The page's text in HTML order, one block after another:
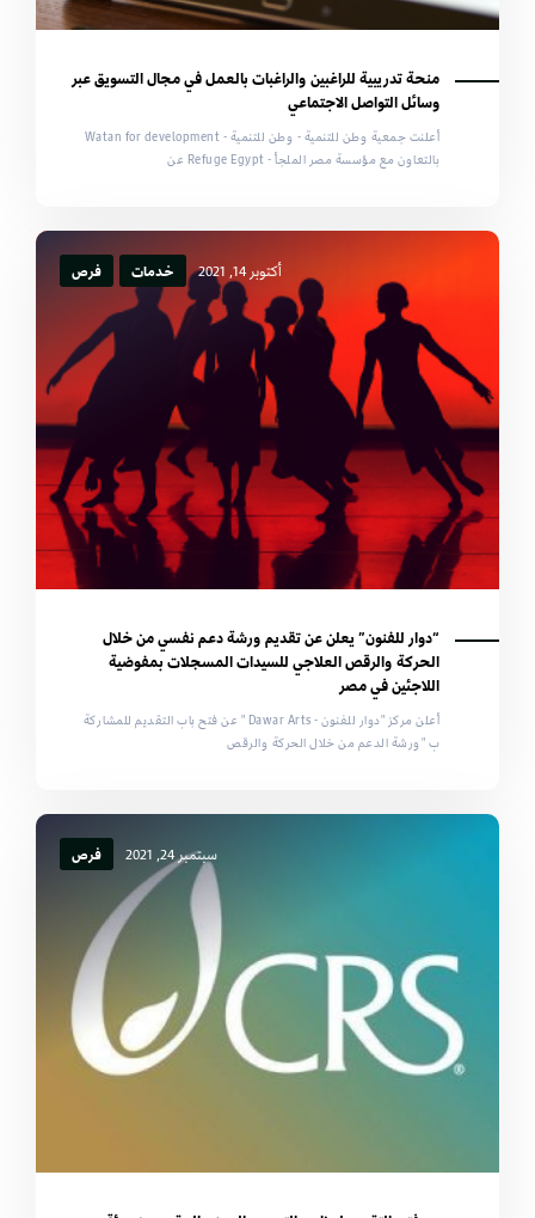
منحة تدريبية للراغبين والراغبات بالعمل في مجال التسويق عبر
وسائل التواصل الاجتماعي
أعلنت جمعية وطن للتنمية - وطن للتنمية - Watan for development
بالتعاون مع مؤسسة مصر الملجأ - Refuge Egypt عن
أكتوبر 14, 2021 خدمات فرص
“دوار للفنون” يعلن عن تقديم ورشة دعم نفسي من خلال
الحركة والرقص العلاجي للسيدات المسجلات بمفوضية
اللاجئين في مصر
أعلن مركز "دوار للفنون - Dawar Arts " عن فتح باب التقديم للمشاركة
ب "ورشة الدعم من خلال الحركة والرقص
سبتمبر 24, 2021 فرص